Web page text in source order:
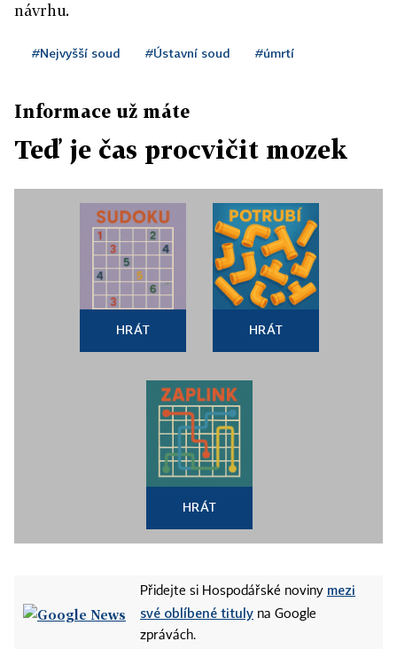
návrhu.
#Nejvyšší soud #Ústavní soud #úmrtí
Informace už máte
Teď je čas procvičit mozek
HRÁT HRÁT
HRÁT
Přidejte si Hospodářské noviny mezi
své oblíbené tituly na Google
zprávách.